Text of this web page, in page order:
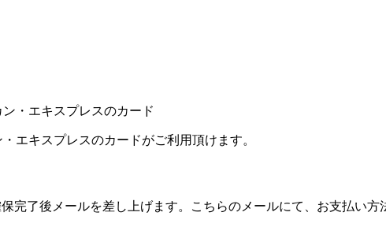
エキスプレスのカードがご利用頂けます。
完了後メールを差し上げます。こちらのメールにて、お支払い方